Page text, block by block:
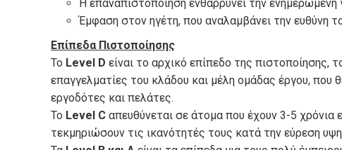
Η επαναπιστοποίηση ενθαρρύνει την ενημερωμένη
Έμφαση στον ηγέτη, που αναλαμβάνει την ευθύνη
Επίπεδα Πιστοποίησης
Το Level D είναι το αρχικό επίπεδο της πιστοποίησης,
επαγγελματίες του κλάδου και μέλη ομάδας έργου, που
εργοδότες και πελάτες.
Το Level C απευθύνεται σε άτομα που έχουν 3-5 χρόνια
τεκμηριώσουν τις ικανότητές τους κατά την εύρεση